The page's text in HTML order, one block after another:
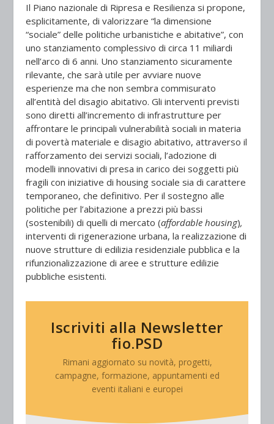
Il Piano nazionale di Ripresa e Resilienza si propone,
esplicitamente, di valorizzare “la dimensione
“sociale” delle politiche urbanistiche e abitative”, con
uno stanziamento complessivo di circa 11 miliardi
nell’arco di 6 anni. Uno stanziamento sicuramente
rilevante, che sarà utile per avviare nuove
esperienze ma che non sembra commisurato
all’entità del disagio abitativo. Gli interventi previsti
sono diretti all’incremento di infrastrutture per
affrontare le principali vulnerabilità sociali in materia
di povertà materiale e disagio abitativo, attraverso il
rafforzamento dei servizi sociali, l’adozione di
modelli innovativi di presa in carico dei soggetti più
fragili con iniziative di housing sociale sia di carattere
temporaneo, che definitivo. Per il sostegno alle
politiche per l’abitazione a prezzi più bassi
(sostenibili) di quelli di mercato (affordable housing),
interventi di rigenerazione urbana, la realizzazione di
nuove strutture di edilizia residenziale pubblica e la
rifunzionalizzazione di aree e strutture edilizie
pubbliche esistenti.
Iscriviti alla Newsletter
fio.PSD
Rimani aggiornato su novità, progetti,
campagne, formazione, appuntamenti ed
eventi italiani e europei